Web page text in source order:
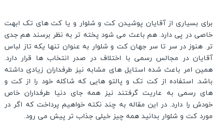
برای بسیاری از آقایان پوشیدن کت و شلوار و یا کت های تک ابهت
خاصی در پی دارد. هم باعث می شود پخته تر به نظر برسند هم جدی
تر. هنوز در سر تا سر جهان کت و شلوار به عنوان تنها یکه تاز لباس
آقایان در مجالس رسمی با اختلاف در صدر انتخاب ها قرار دارد.
همین امر باعث شده استایل های مشابه نیز طرفداران زیادی داشته
باشد. استفاده از کت تک و پالتو هایی که شاکله خود را از کت و
های رسمی به عاریت گرفتند نیز همه جای دنیا طرفداران خاص
خودش را دارد. در این مقاله به چند نکته خواهیم پرداخت که اگر در
مورد کت و شلوار بدانید همه چیز خیلی جذاب تر پیش می رود.